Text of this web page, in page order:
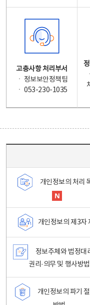
고충사항 처리부서
ㆍ 정보보안정책팀
ㆍ 053-230-1035
개인정보의 처리
개인정보의 제3자
정보주체와 법정대
권리·의무 및 행사방법
개인정보의 파기